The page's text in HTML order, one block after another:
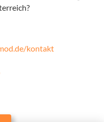
kontakt